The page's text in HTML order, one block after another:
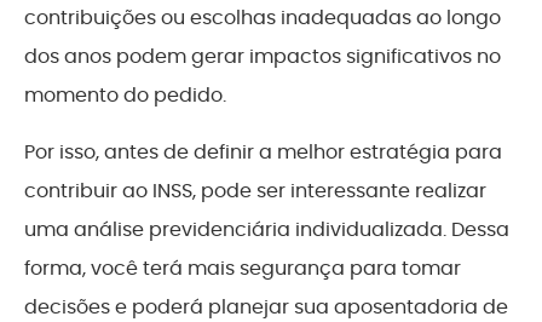
contribuições ou escolhas inadequadas ao longo
dos anos podem gerar impactos significativos no
momento do pedido.
Por isso, antes de definir a melhor estratégia para
contribuir ao INSS, pode ser interessante realizar
uma análise previdenciária individualizada. Dessa
forma, você terá mais segurança para tomar
decisões e poderá planejar sua aposentadoria de